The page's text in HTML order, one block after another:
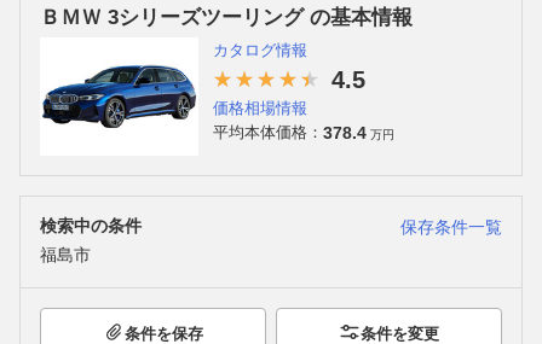
ＢＭＷ 3シリーズツーリング の基本情報
カタログ情報
4.5
価格相場情報
平均本体価格： 378.4 万円
検索中の条件
保存条件一覧
福島市
条件を保存 条件を変更